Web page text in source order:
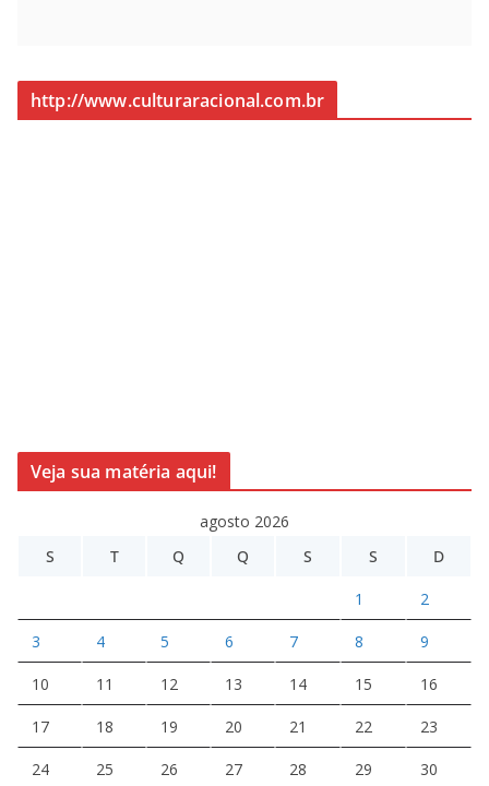
http://www.culturaracional.com.br
Veja sua matéria aqui!
agosto 2026
S
T Q Q S S D
1 2
3 4 5 6 7 8 9
10 11 12 13 14 15 16
17 18 19 20 21 22 23
24 25 26 27 28 29 30